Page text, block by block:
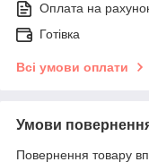
Оплата на
Готівка
Всі умови оплати
Умови
Повернення товару